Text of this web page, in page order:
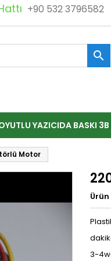
+90 532 3796582

YAZICIDA BASKI
Motor
3-